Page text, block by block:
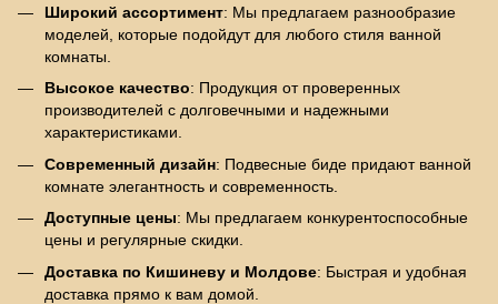
Широкий ассортимент: Мы предлагаем разнообразие
моделей, которые подойдут для любого стиля ванной
комнаты.
Высокое качество: Продукция от проверенных
производителей с долговечными и надежными
характеристиками.
Современный дизайн: Подвесные биде придают ванной
комнате элегантность и современность.
Доступные цены: Мы предлагаем конкурентоспособные
цены и регулярные скидки.
Доставка по Кишиневу и Молдове: Быстрая и удобная
доставка прямо к вам домой.